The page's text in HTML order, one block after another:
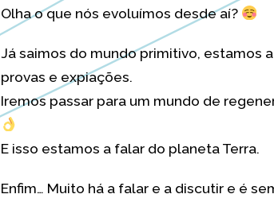
Olha o que nós evoluímos desde aí?
Já saimos do mundo primitivo, estamos
provas e expiações.
Iremos passar para um mundo de
E isso estamos a falar do planeta Terra.
Enfim… Muito há a falar e a discutir e é